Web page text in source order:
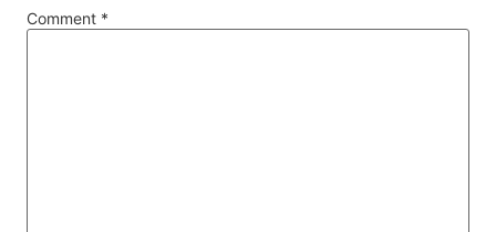
Comment *